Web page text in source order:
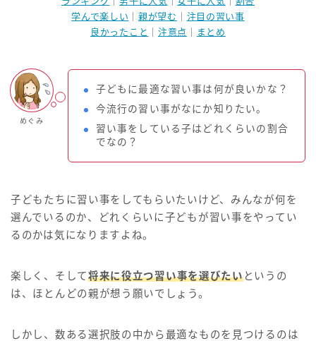
学んで楽しい ｜親が望む
注目の習い事
良かったこと
注意点 まとめ
めぐみ
子どもに最適な習い事は何が良いかな？
今流行の習い事がなにか知りたい。
習い事をしている子はどれくらいの割合
でなの？
子どもたちに習い事をしてもらいたいけど、みんなが何を
選んでいるのか、どれくらいに子どもが習い事をやってい
るのかは気になりますよね。
楽しく、そして将来に役立つ習い事を選びたいというの
は、ほとんどの親が想う願いでしょう。
しかし、数ある選択肢の中から最適なものを見つけるのは